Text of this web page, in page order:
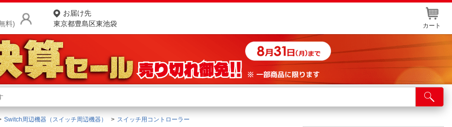
料)
お届け先
東京都豊島区東池袋
カート
商品をさがす
ランキングからさがす
店舗サービス
ネット取り置き
Switch周辺機器（スイッチ周辺機器） スイッチ用コントローラー